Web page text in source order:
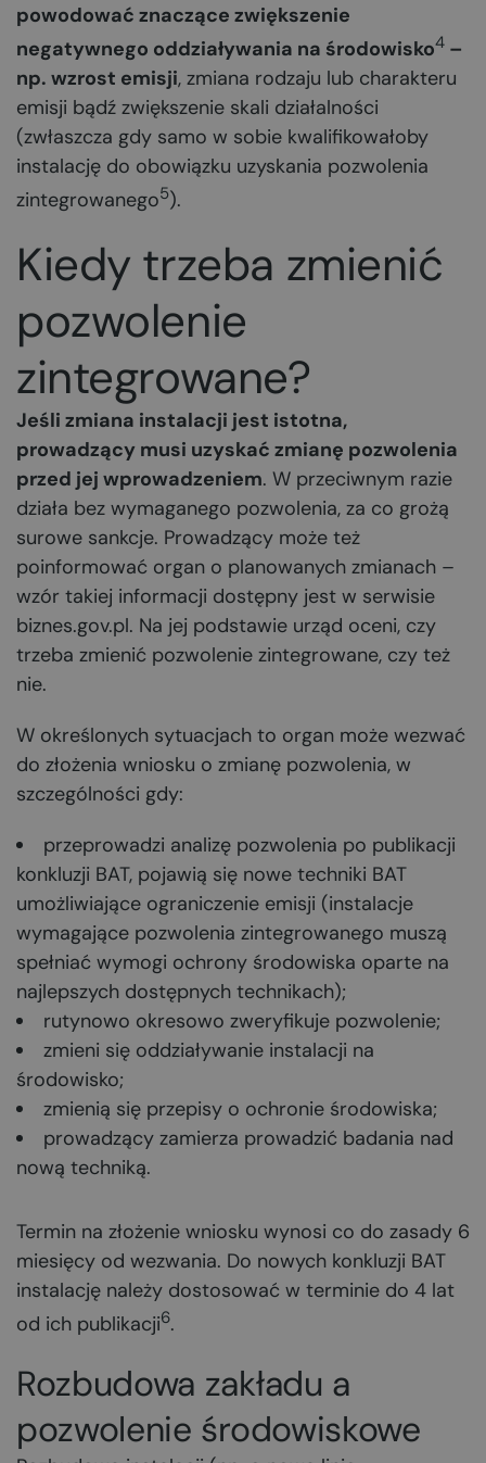
powodować znaczące zwiększenie
negatywnego oddziaływania na środowisko4 –
np. wzrost emisji, zmiana rodzaju lub charakteru
emisji bądź zwiększenie skali działalności
(zwłaszcza gdy samo w sobie kwalifikowałoby
instalację do obowiązku uzyskania pozwolenia
zintegrowanego5).
Kiedy trzeba zmienić
pozwolenie
zintegrowane?
Jeśli zmiana instalacji jest istotna,
prowadzący musi uzyskać zmianę pozwolenia
przed jej wprowadzeniem. W przeciwnym razie
działa bez wymaganego pozwolenia, za co grożą
surowe sankcje. Prowadzący może też
poinformować organ o planowanych zmianach –
wzór takiej informacji dostępny jest w serwisie
biznes.gov.pl. Na jej podstawie urząd oceni, czy
trzeba zmienić pozwolenie zintegrowane, czy też
nie.
W określonych sytuacjach to organ może wezwać
do złożenia wniosku o zmianę pozwolenia, w
szczególności gdy:
przeprowadzi analizę pozwolenia po publikacji
konkluzji BAT, pojawią się nowe techniki BAT
umożliwiające ograniczenie emisji (instalacje
wymagające pozwolenia zintegrowanego muszą
spełniać wymogi ochrony środowiska oparte na
najlepszych dostępnych technikach);
rutynowo okresowo zweryfikuje pozwolenie;
zmieni się oddziaływanie instalacji na
środowisko;
zmienią się przepisy o ochronie środowiska;
prowadzący zamierza prowadzić badania nad
nową techniką.
Termin na złożenie wniosku wynosi co do zasady 6
miesięcy od wezwania. Do nowych konkluzji BAT
instalację należy dostosować w terminie do 4 lat
od ich publikacji6.
Rozbudowa zakładu a
pozwolenie środowiskowe